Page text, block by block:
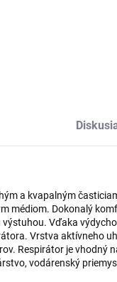
a kvapalným
médiom. Dokonalý
Vďaka
Vrstva aktívneho
Respirátor je vhodný
vodárenský